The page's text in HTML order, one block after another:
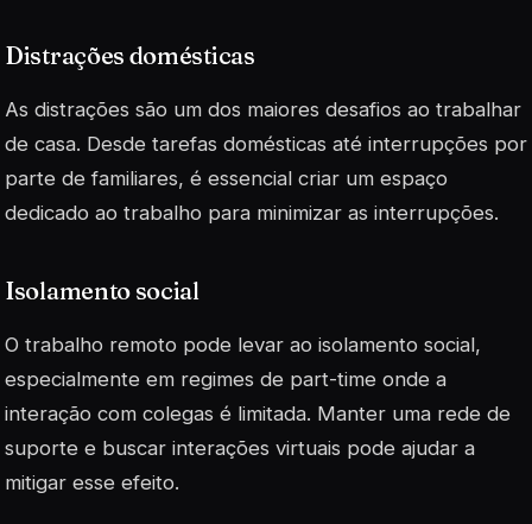
Distrações domésticas
As distrações são um dos maiores desafios ao trabalhar
de casa. Desde tarefas domésticas até interrupções por
parte de familiares, é essencial criar um espaço
dedicado ao trabalho para minimizar as interrupções.
Isolamento social
O trabalho remoto pode levar ao isolamento social,
especialmente em regimes de part-time onde a
interação com colegas é limitada. Manter uma rede de
suporte e buscar interações virtuais pode ajudar a
mitigar esse efeito.